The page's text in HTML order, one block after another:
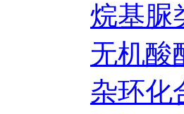
烷基脲
无机酸
杂环化